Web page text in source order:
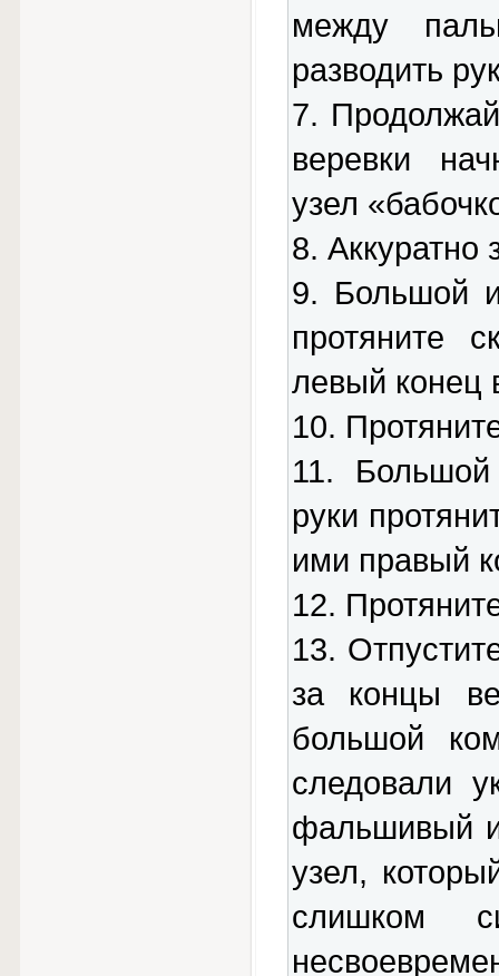
между
разводить
7.
веревки
узел
8. Аккуратно
9. Большой
протяните
левый конец
10.
11.
руки
ими правый
12.
13.
за концы
большой
следовали
фальшивый
узел,
слишком